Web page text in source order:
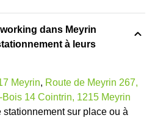
dans Meyrin
à leurs
Meyrin, Route de Meyrin 267,
Bois 14 Cointrin, 1215 Meyrin
sur place ou à